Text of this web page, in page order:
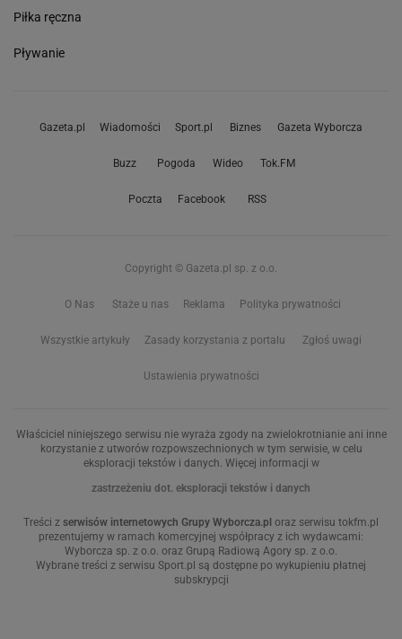
Piłka ręczna
Pływanie
Gazeta.pl Wiadomości Sport.pl Biznes Gazeta Wyborcza
Buzz Pogoda Wideo Tok.FM
Poczta Facebook RSS
Copyright © Gazeta.pl sp. z o.o.
O Nas Staże u nas Reklama Polityka prywatności
Wszystkie artykuły Zasady korzystania z portalu Zgłoś uwagi
Ustawienia prywatności
Właściciel niniejszego serwisu nie wyraża zgody na zwielokrotnianie ani inne
korzystanie z utworów rozpowszechnionych w tym serwisie, w celu
eksploracji tekstów i danych. Więcej informacji w
zastrzeżeniu dot. eksploracji tekstów i danych
Treści z serwisów internetowych Grupy Wyborcza.pl oraz serwisu tokfm.pl
prezentujemy w ramach komercyjnej współpracy z ich wydawcami:
Wyborcza sp. z o.o. oraz Grupą Radiową Agory sp. z o.o.
Wybrane treści z serwisu Sport.pl są dostępne po wykupieniu płatnej
subskrypcji